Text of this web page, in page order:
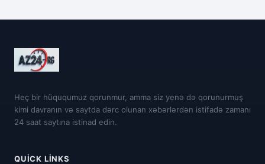
Heç bir hüququmuz qorunmur, amma siz yenə də qorunurmuş
kimi davranın və saytda dərc olunan xəbərlərdən istifadə zamanı
24 saat saytına istinad edin.
QUICK LINKS